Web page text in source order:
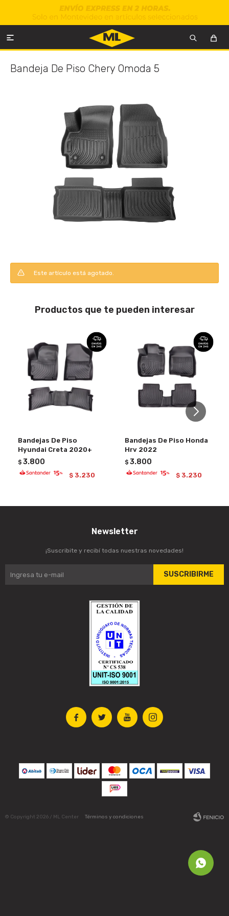

Bandeja De Piso Chery Omoda 5
Este artículo está agotado.
Productos que te pueden interesar
Bandejas De Piso
Hyundai Creta 2020+
$ 3.800
$ 3.230
Bandejas De Piso Honda
Hrv 2022
$ 3.800
$ 3.230
   
Newsletter
¡Suscribite y recibí todas nuestras novedades!
SUSCRIBIRME
© Copyright 2026 / ML Center Términos y condiciones